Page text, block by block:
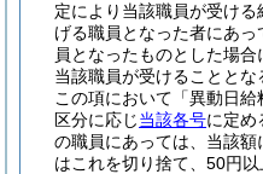
定により当該職員が受ける
げる職員となった者にあっ
員となったものとした場合
当該職員が受けることと
この項において「異動日
区分に応じ当該各号に定め
の職員にあっては、当該
はこれを切り捨て、50円